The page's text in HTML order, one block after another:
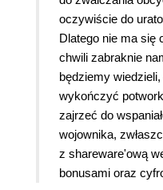
oczywiście do
Dlatego nie ma się
chwili zabraknie
będziemy
wykończyć
zajrzeć do
wojownika,
z shareware'ową
bonusami oraz